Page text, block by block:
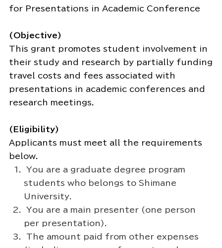
for Presentations in Academic Conference
(Objective)
This grant promotes student involvement in
their study and research by partially funding
travel costs and fees associated with
presentations in academic conferences and
research meetings.
(Eligibility)
Applicants must meet all the requirements
below.
You are a graduate degree program
students who belongs to Shimane
University.
You are a main presenter (one person
per presentation).
The amount paid from other expenses